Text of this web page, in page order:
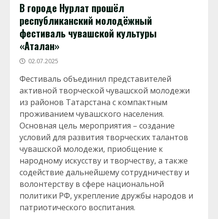
В городе Нурлат прошёл
республиканский молодёжный
фестиваль чувашской культуры
«Аталан»
02.07.2025
Фестиваль объединил представителей
активной творческой чувашской молодежи
из районов Татарстана с компактным
проживанием чувашского населения.
Основная цель мероприятия – создание
условий для развития творческих талантов
чувашской молодежи, приобщение к
народному искусству и творчеству, а также
содействие дальнейшему сотрудничеству и
волонтерству в сфере национальной
политики РФ, укрепление дружбы народов и
патриотического воспитания.